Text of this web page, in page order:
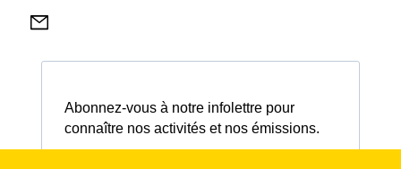
Abonnez-vous à notre infolettre pour
connaître nos activités et nos émissions.